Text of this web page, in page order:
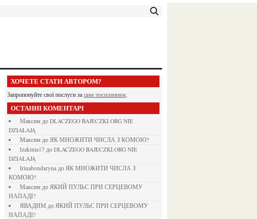
ХОЧЕТЕ СТАТИ АВТОРОМ?
Запропонуйте свої послуги за цим посиланням.
ОСТАННІ КОМЕНТАРІ
Максим до DLACZEGO BAJECZKI.ORG NIE
DZIAŁAJĄ
Максим до ЯК МНОЖИТИ ЧИСЛА З КОМОЮ?
izakinia17 до DLACZEGO BAJECZKI.ORG NIE
DZIAŁAJĄ
irinabondarynaдо ЯК МНОЖИТИ ЧИСЛА З
КОМОЮ?
Максим до ЯКИЙ ПУЛЬС ПРИ СЕРЦЕВОМУ
НАПАДІ?
ЯВАДИМ до ЯКИЙ ПУЛЬС ПРИ СЕРЦЕВОМУ
НАПАДІ?